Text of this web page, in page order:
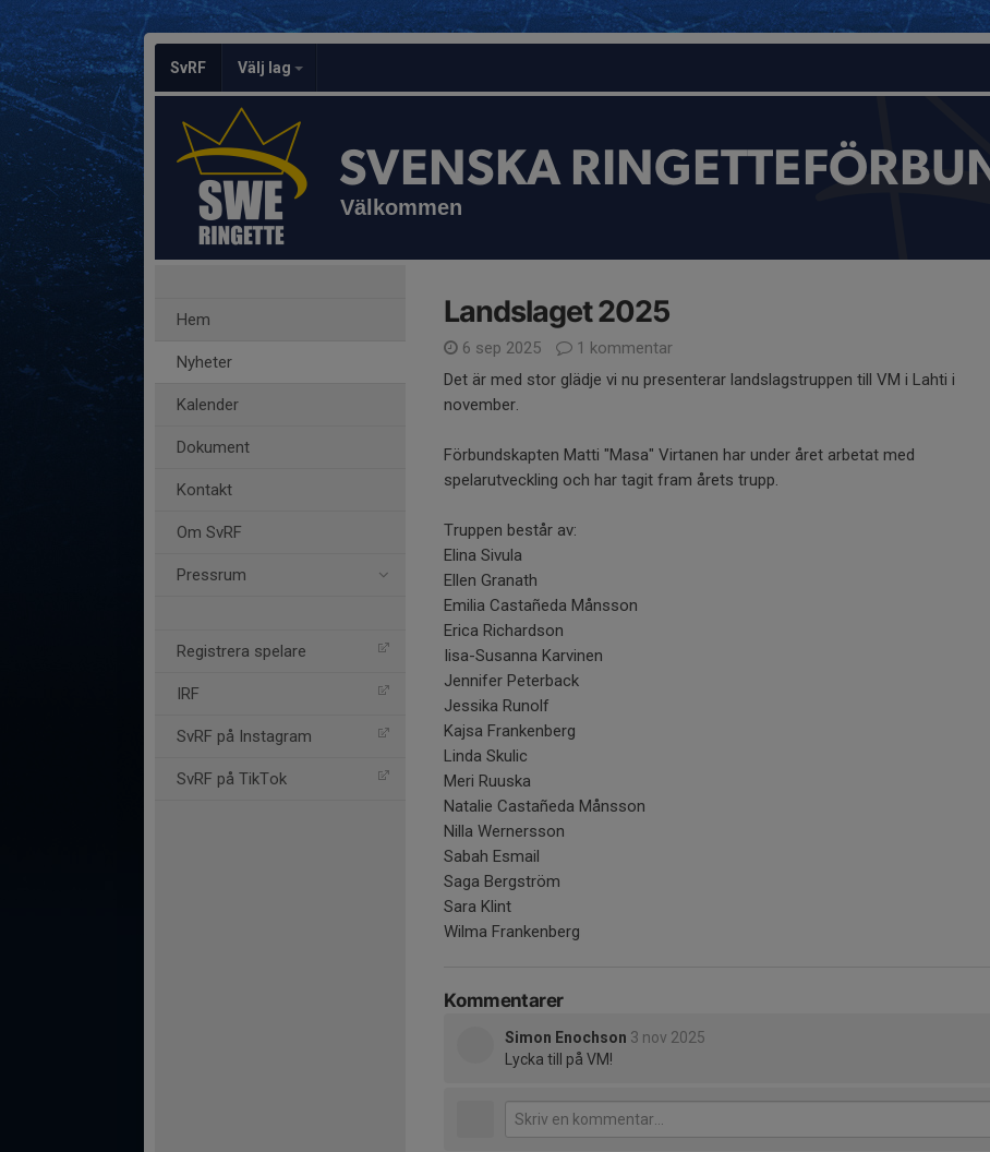
SvRF Välj lag
SVENSKA
Välkommen
Hem
Nyheter
Kalender
Dokument
Kontakt
Om SvRF
Pressrum
Registrera spelare
IRF
SvRF på Instagram
SvRF på TikTok
Landslaget 2025
6 sep 2025
1 kommentar
Det är med stor glädje vi nu presenterar landslagstruppen till VM i Lahti i
november.
Förbundskapten Matti "Masa" Virtanen har under året arbetat med
spelarutveckling och har tagit fram årets trupp.
Truppen består av:
Elina Sivula
Ellen Granath
Emilia Castañeda Månsson
Erica Richardson
Iisa-Susanna Karvinen
Jennifer Peterback
Jessika Runolf
Kajsa Frankenberg
Linda Skulic
Meri Ruuska
Natalie Castañeda Månsson
Nilla Wernersson
Sabah Esmail
Saga Bergström
Sara Klint
Wilma Frankenberg
Kommentarer
Simon Enochson 3 nov 2025
Lycka till på VM!